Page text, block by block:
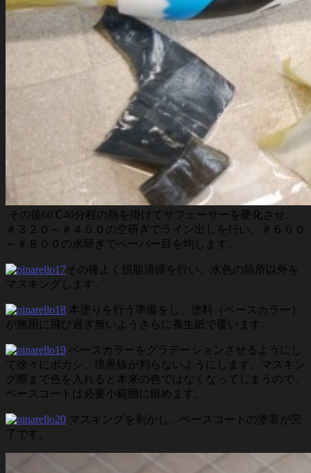
その後60℃40分程の熱を掛けてサフェーサーを硬化させ、
＃３２０～＃４００の空研ぎでライン出しを行い、＃６００
～＃８００の水研ぎでペーパー目を均します。
その後よく脱脂清掃を行い、水色の箇所以外を
マスキングします。
本塗りを行う準備をし、塗料（ベースカラー）
が無用に飛び過ぎ無いようさらに養生紙で覆います。
ベースカラーをグラデーションさせるようにし
て徐々にボカシ、境界線が判らないようにします。マスキン
グ際まで色を入れると本来の色ではなくなってしまうので、
ベースコートは必要小範囲に留めます。
マスキングを剥がし、ベースコートの塗装が完
了です。